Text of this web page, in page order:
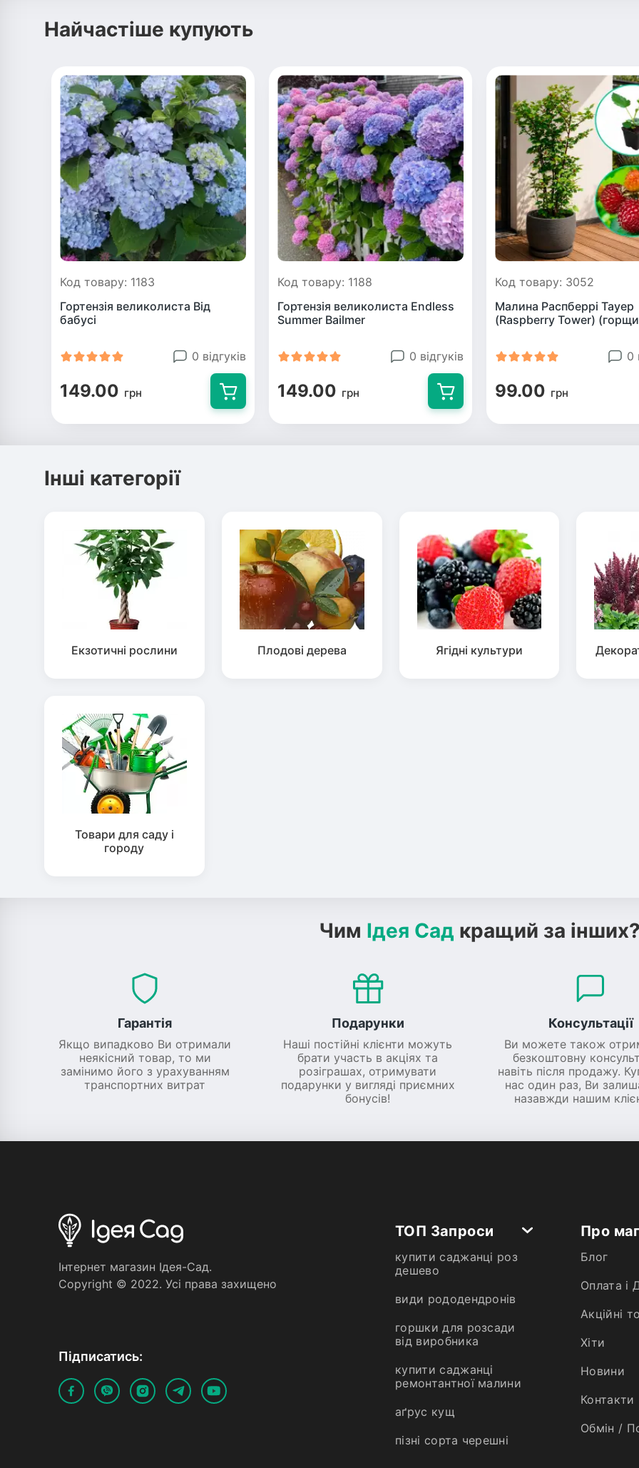
Найчастіше купують
Код товару: 1183
Гортензія великолиста Від
бабусі
0 відгуків
149.00 грн
Код товару: 1188
Гортензія великолиста Endless
Summer Bailmer
0 відгуків
149.00 грн
Код товару: 3052
Малина Распберрі Тауер
(Raspberry Tower)
0
99.00 грн
Інші категорії
Екзотичні рослини Плодові дерева Ягідні культури
Товари для саду і
городу
Чим Ідея Сад кращий за
Гарантія
Якщо випадково Ви отримали
неякісний товар, то ми
замінимо його з урахуванням
транспортних витрат
Подарунки
Наші постійні клієнти можуть
брати участь в акціях та
розіграшах, отримувати
подарунки у вигляді приємних
бонусів!
Консультації
Ви можете також
безкоштовну
навіть після продажу.
нас один раз, Ви
назавжди нашим
Iнтернет магазин Iдея-Сад.
Copyright © 2022. Усi права захищено
Пiдписатись:
ТОП Запроси
купити саджанці роз
дешево
види рододендронів
горшки для розсади
від виробника
купити саджанці
ремонтантної малини
аґрус кущ
пізні сорта черешні
Про
Блог
Оплата і
Акційні
Хiти
Новини
Контакти
Обмін /